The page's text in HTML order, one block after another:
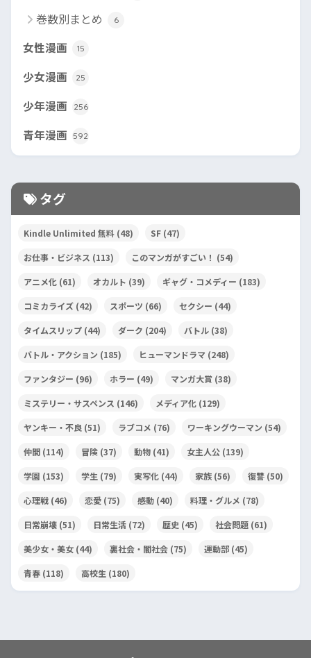
巻数別まとめ 6
女性漫画 15
少女漫画 25
少年漫画 256
青年漫画 592
タグ
Kindle Unlimited 無料 (48) SF (47)
お仕事・ビジネス (113) このマンガがすごい！ (54)
アニメ化 (61) オカルト (39) ギャグ・コメディー (183)
コミカライズ (42) スポーツ (66) セクシー (44)
タイムスリップ (44) ダーク (204) バトル (38)
バトル・アクション (185) ヒューマンドラマ (248)
ファンタジー (96) ホラー (49) マンガ大賞 (38)
ミステリー・サスペンス (146) メディア化 (129)
ヤンキー・不良 (51) ラブコメ (76) ワーキングウーマン (54)
仲間 (114) 冒険 (37) 動物 (41) 女主人公 (139)
学園 (153) 学生 (79) 実写化 (44) 家族 (56) 復讐 (50)
心理戦 (46) 恋愛 (75) 感動 (40) 料理・グルメ (78)
日常崩壊 (51) 日常生活 (72) 歴史 (45) 社会問題 (61)
美少女・美女 (44) 裏社会・闇社会 (75) 運動部 (45)
青春 (118) 高校生 (180)